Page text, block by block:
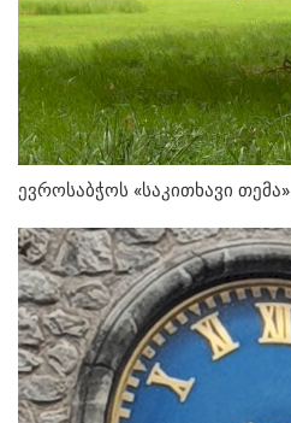
ევროსაბჭოს «საკითხავი თემა»